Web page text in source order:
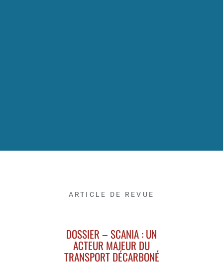
ARTICLE DE REVUE
DOSSIER – SCANIA : UN
ACTEUR MAJEUR DU
TRANSPORT DÉCARBONÉ